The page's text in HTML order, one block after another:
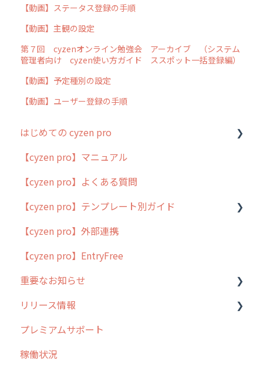
【動画】ステータス登録の手順
【動画】主観の設定
第７回 cyzenオンライン勉強会 アーカイブ （システム
管理者向け cyzen使い方ガイド ススポット一括登録編）
【動画】予定種別の設定
【動画】ユーザー登録の手順
はじめての cyzen pro
cyzen pro とは？
簡易マニュアル
cyzen proの位置情報取得について
用語集
よくある質問
【cyzen pro】マニュアル
【cyzen pro】よくある質問
【cyzen pro】テンプレート別ガイド
ポスティング
ラウンダー
メンテナンス
外廻り営業
清掃
不動産
【cyzen pro】外部連携
【cyzen pro】EntryFree
重要なお知らせ
過去の重要なお知らせ
障害情報
リリース情報
リリース
2026年のリリース情報
プレミアムサポート
稼働状況